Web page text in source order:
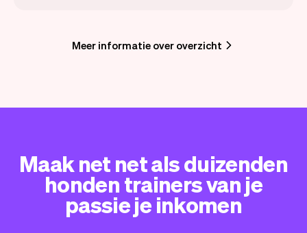
Meer informatie over overzicht
Maak net net als duizenden
honden trainers van je
passie je inkomen